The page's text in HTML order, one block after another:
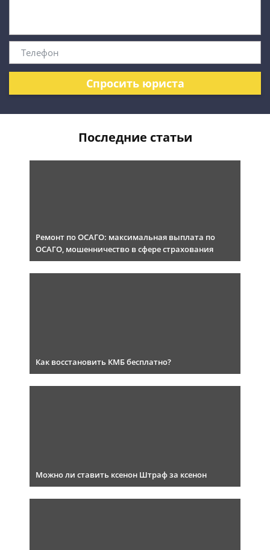
Спросить юриста
Последние статьи
Ремонт по ОСАГО: максимальная выплата по
ОСАГО, мошенничество в сфере страхования
Как восстановить КМБ бесплатно?
Можно ли ставить ксенон Штраф за ксенон